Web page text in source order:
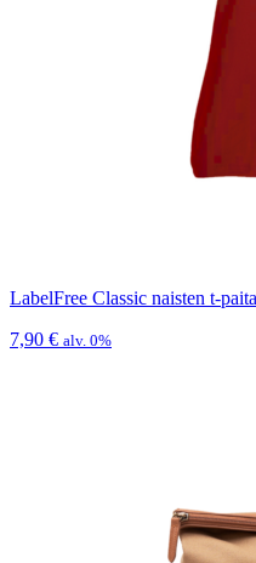
LabelFree Classic naisten t-paita
7,90 € alv. 0%